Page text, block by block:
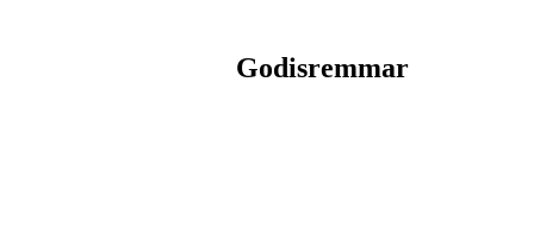
Godisremmar